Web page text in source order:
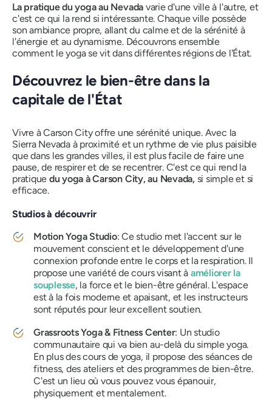
La pratique du yoga au Nevada varie d'une ville à l'autre, et
c'est ce qui la rend si intéressante. Chaque ville possède
son ambiance propre, allant du calme et de la sérénité à
l'énergie et au dynamisme. Découvrons ensemble
comment le yoga se vit dans différentes régions de l'État.
Découvrez le bien-être dans la
capitale de l'État
Vivre à Carson City offre une sérénité unique. Avec la
Sierra Nevada à proximité et un rythme de vie plus paisible
que dans les grandes villes, il est plus facile de faire une
pause, de respirer et de se recentrer. C'est ce qui rend la
pratique du yoga à Carson City, au Nevada,si simple et si
efficace.
Studios à découvrir
Motion Yoga Studio: Ce studio met l'accent sur le
mouvement conscient et le développement d'une
connexion profonde entre le corps et la respiration. Il
propose une variété de cours visant à améliorer la
souplesse, la force et le bien-être général. L'espace
est à la fois moderne et apaisant, et les instructeurs
sont réputés pour leur excellent soutien.
Grassroots Yoga & Fitness Center: Un studio
communautaire qui va bien au-delà du simple yoga.
En plus des cours de yoga, il propose des séances de
fitness, des ateliers et des programmes de bien-être.
C'est un lieu où vous pouvez vous épanouir,
physiquement et mentalement.